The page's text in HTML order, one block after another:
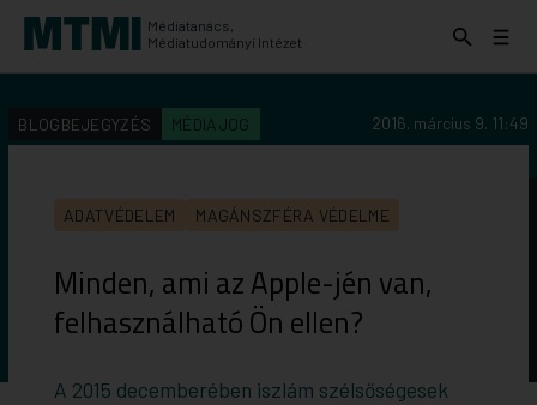
Médiatanács,
Médiatudományi Intézet
KERESÉS AZ INTÉZET ANYAGAI KÖZÖTT
indítása
Keresés
Menü
BLOGBEJEGYZÉS MÉDIAJOG 2016. március 9. 11:49
ADATVÉDELEM MAGÁNSZFÉRA VÉDELME
Minden, ami az Apple-jén van,
felhasználható Ön ellen?
A 2015 decemberében iszlám szélsőségesek